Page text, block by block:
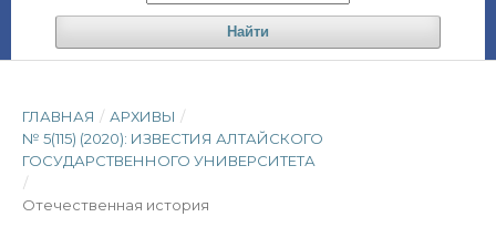
Найти
ГЛАВНАЯ / АРХИВЫ /
№ 5(115) (2020): ИЗВЕСТИЯ АЛТАЙСКОГО
ГОСУДАРСТВЕННОГО УНИВЕРСИТЕТА
/
Отечественная история